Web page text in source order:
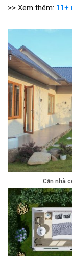
>> Xem thêm: 11+
Căn nhà